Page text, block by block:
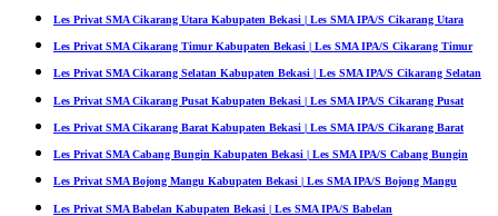
Les Privat SMA Cikarang Utara Kabupaten Bekasi | Les SMA IPA/S Cikarang Utara
Les Privat SMA Cikarang Timur Kabupaten Bekasi | Les SMA IPA/S Cikarang Timur
Les Privat SMA Cikarang Selatan Kabupaten Bekasi | Les SMA IPA/S Cikarang Selatan
Les Privat SMA Cikarang Pusat Kabupaten Bekasi | Les SMA IPA/S Cikarang Pusat
Les Privat SMA Cikarang Barat Kabupaten Bekasi | Les SMA IPA/S Cikarang Barat
Les Privat SMA Cabang Bungin Kabupaten Bekasi | Les SMA IPA/S Cabang Bungin
Les Privat SMA Bojong Mangu Kabupaten Bekasi | Les SMA IPA/S Bojong Mangu
Les Privat SMA Babelan Kabupaten Bekasi | Les SMA IPA/S Babelan